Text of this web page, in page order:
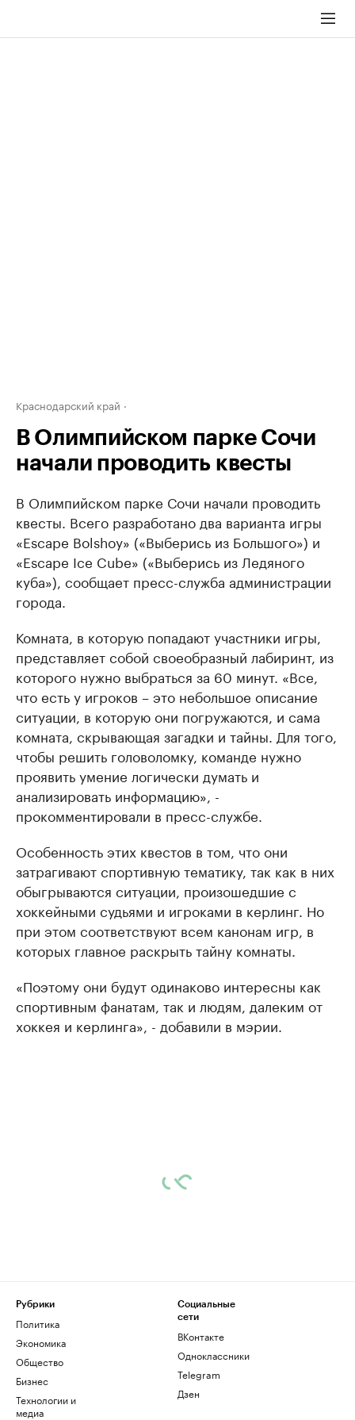
Краснодарский край
В Олимпийском парке Сочи
начали проводить квесты
В Олимпийском парке Сочи начали проводить
квесты. Всего разработано два варианта игры
«Escape Bolshoy» («Выберись из Большого») и
«Escape Ice Cube» («Выберись из Ледяного
куба»), сообщает пресс-служба администрации
города.
Комната, в которую попадают участники игры,
представляет собой своеобразный лабиринт, из
которого нужно выбраться за 60 минут. «Все,
что есть у игроков – это небольшое описание
ситуации, в которую они погружаются, и сама
комната, скрывающая загадки и тайны. Для того,
чтобы решить головоломку, команде нужно
проявить умение логически думать и
анализировать информацию», -
прокомментировали в пресс-службе.
Особенность этих квестов в том, что они
затрагивают спортивную тематику, так как в них
обыгрываются ситуации, произошедшие с
хоккейными судьями и игроками в керлинг. Но
при этом соответствуют всем канонам игр, в
которых главное раскрыть тайну комнаты.
«Поэтому они будут одинаково интересны как
спортивным фанатам, так и людям, далеким от
хоккея и керлинга», - добавили в мэрии.
Рубрики
Политика
Экономика
Общество
Бизнес
Технологии и
медиа
Социальные
сети
ВКонтакте
Одноклассники
Telegram
Дзен